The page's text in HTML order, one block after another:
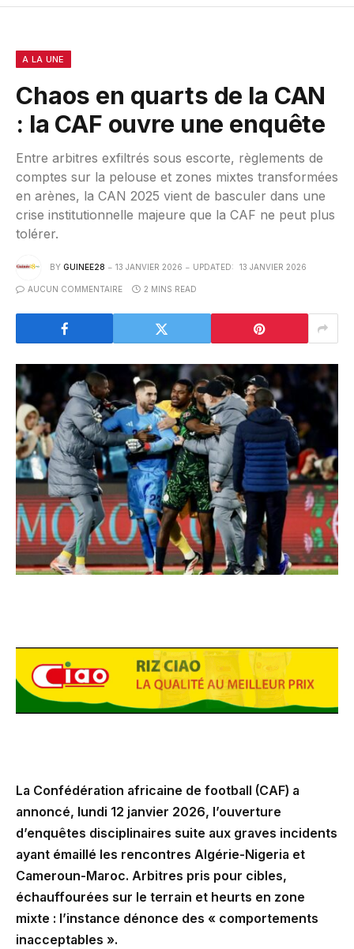
A LA UNE
Chaos en quarts de la CAN
: la CAF ouvre une enquête
Entre arbitres exfiltrés sous escorte, règlements de
comptes sur la pelouse et zones mixtes transformées
en arènes, la CAN 2025 vient de basculer dans une
crise institutionnelle majeure que la CAF ne peut plus
tolérer.
BY GUINEE28 13 JANVIER 2026 UPDATED: 13 JANVIER 2026
AUCUN COMMENTAIRE 2 MINS READ
La Confédération africaine de football (CAF) a
annoncé, lundi 12 janvier 2026, l’ouverture
d’enquêtes disciplinaires suite aux graves incidents
ayant émaillé les rencontres Algérie-Nigeria et
Cameroun-Maroc. Arbitres pris pour cibles,
échauffourées sur le terrain et heurts en zone
mixte : l’instance dénonce des « comportements
inacceptables ».